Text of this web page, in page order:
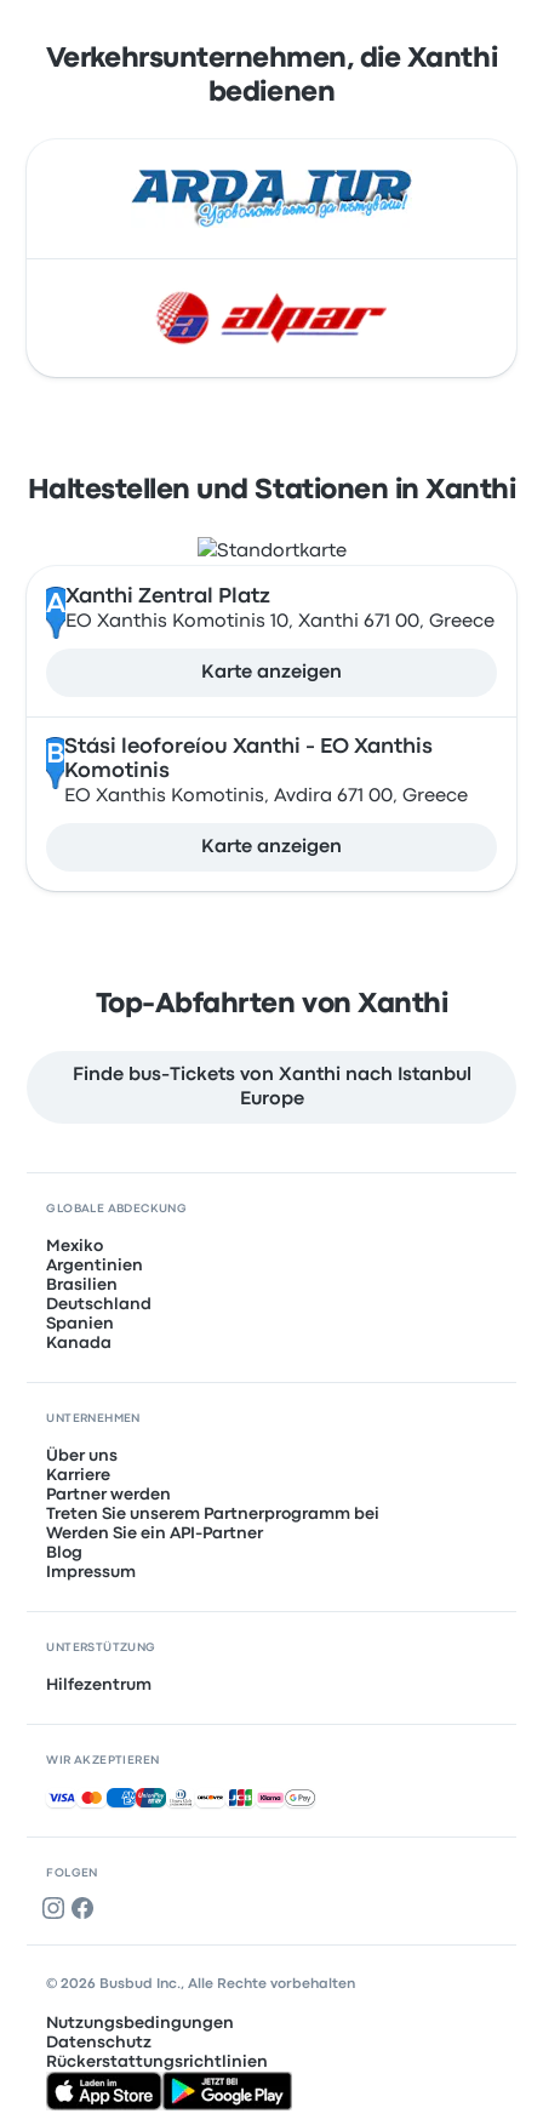
Verkehrsunternehmen, die Xanthi
bedienen
Haltestellen und Stationen in Xanthi
AXanthi Zentral Platz
EO Xanthis Komotinis 10, Xanthi 671 00, Greece
Karte anzeigen
BStási leoforeíou Xanthi - EO Xanthis
Komotinis
EO Xanthis Komotinis, Avdira 671 00, Greece
Karte anzeigen
Top-Abfahrten von Xanthi
Finde bus-Tickets von Xanthi nach Istanbul
Europe
FOLGEN
GLOBALE ABDECKUNG
Mexiko
Argentinien
Brasilien
Deutschland
Spanien
Kanada
UNTERNEHMEN
Über uns
Karriere
Partner werden
Treten Sie unserem Partnerprogramm bei
Werden Sie ein API-Partner
Blog
Impressum
UNTERSTÜTZUNG
Hilfezentrum
WIR AKZEPTIEREN
Akzeptierte Zahlungsmethoden
© 2026 Busbud Inc., Alle Rechte vorbehalten
Nutzungsbedingungen
Datenschutz
Rückerstattungsrichtlinien